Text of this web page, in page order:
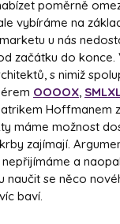
poměrně
vybíráme na
u nás
začátku do konce.
s nimiž
OOOOX
Hoffmanem z
máme možnost
zajímají.
a
naučit se něco
baví.